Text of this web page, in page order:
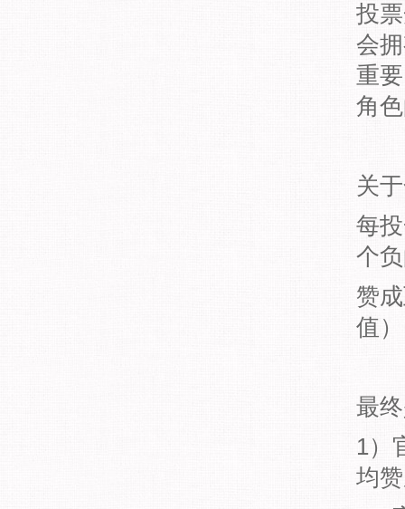
投
会
重
角
关
每
个
赞
值）
最
1）
均